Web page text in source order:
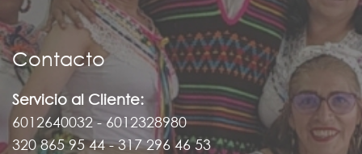
Contacto
Servicio al Cliente:
6012640032 - 6012328980
320 865 95 44 - 317 296 46 53